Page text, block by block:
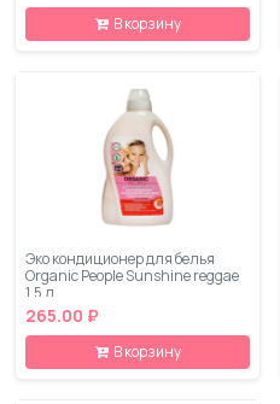
В корзину
Эко кондиционер для белья
Organic People Sunshine reggae
1,5 л
265.00 ₽
В корзину